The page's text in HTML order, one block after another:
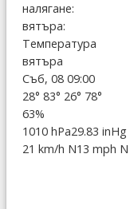
налягане:
вятъра:
Температура
вятъра
Съб, 08 09:00
28° 83° 26° 78°
63%
1010 hPa29.83 inHg
21 km/h N13 mph N